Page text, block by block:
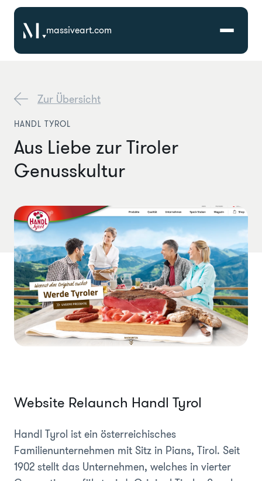
massiveart.com
Technologien
Referenzen
Karriere
Über Uns
Zur Übersicht
HANDL TYROL
Aus Liebe zur Tiroler
Genusskultur
Website Relaunch Handl Tyrol
Handl Tyrol ist ein österreichisches
Familienunternehmen mit Sitz in Pians, Tirol. Seit
1902 stellt das Unternehmen, welches in vierter